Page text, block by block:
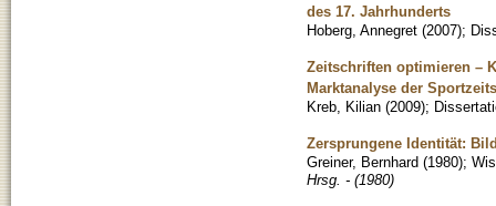
des 17. Jahrhunderts
Hoberg, Annegret (2007);
Zeitschriften optimieren –
Marktanalyse der
Kreb, Kilian (2009);
Zersprungene Identität:
Greiner, Bernhard (1980);
Hrsg. - (1980)